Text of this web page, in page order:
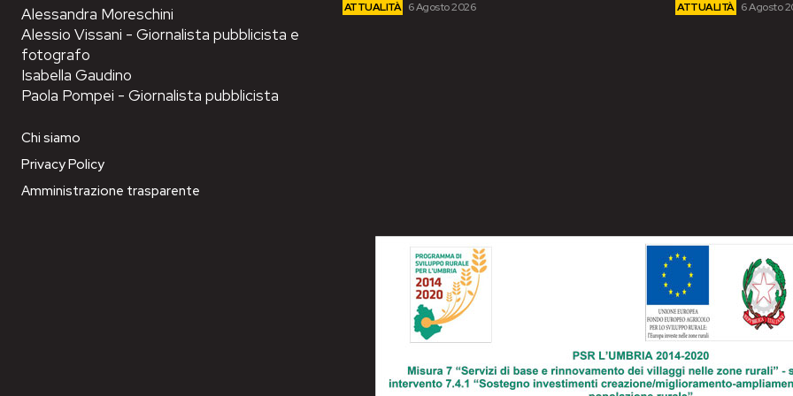
Alessandra Moreschini
Alessio Vissani - Giornalista pubblicista e
fotografo
Isabella Gaudino
Paola Pompei - Giornalista pubblicista
Chi siamo
Privacy Policy
Amministrazione trasparente
ATTUALITÀ 6 Agosto 2026 ATTUALITÀ 6 Agosto